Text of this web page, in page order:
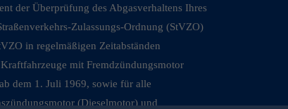
der Überprüfung des Abgasverhaltens Ihres
Zulassungs-Ordnung (StVZO)
in regelmäßigen Zeitabständen
mit Fremdzündungsmotor
dem 1. Juli 1969, sowie für alle
(Dieselmotor) und